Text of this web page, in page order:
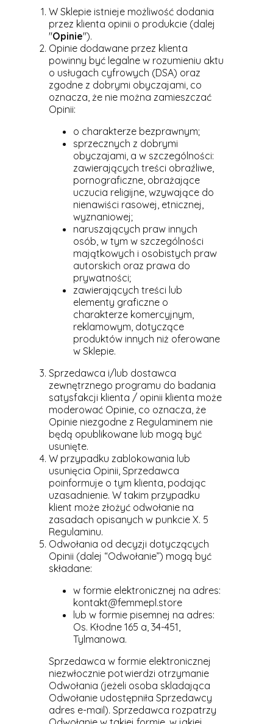
W Sklepie istnieje możliwość dodania
przez klienta opinii o produkcie (dalej
"Opinie").
Opinie dodawane przez klienta
powinny być legalne w rozumieniu aktu
o usługach cyfrowych (DSA) oraz
zgodne z dobrymi obyczajami, co
oznacza, że nie można zamieszczać
Opinii:
o charakterze bezprawnym;
sprzecznych z dobrymi
obyczajami, a w szczególności:
zawierających treści obraźliwe,
pornograficzne, obrażające
uczucia religijne, wzywające do
nienawiści rasowej, etnicznej,
wyznaniowej;
naruszających praw innych
osób, w tym w szczególności
majątkowych i osobistych praw
autorskich oraz prawa do
prywatności;
zawierających treści lub
elementy graficzne o
charakterze komercyjnym,
reklamowym, dotyczące
produktów innych niż oferowane
w Sklepie.
Sprzedawca i/lub dostawca
zewnętrznego programu do badania
satysfakcji klienta / opinii klienta może
moderować Opinie, co oznacza, że
Opinie niezgodne z Regulaminem nie
będą opublikowane lub mogą być
usunięte.
W przypadku zablokowania lub
usunięcia Opinii, Sprzedawca
poinformuje o tym klienta, podając
uzasadnienie. W takim przypadku
klient może złożyć odwołanie na
zasadach opisanych w punkcie X. 5
Regulaminu.
Odwołania od decyzji dotyczących
Opinii (dalej “Odwołanie”) mogą być
składane:
w formie elektronicznej na adres:
kontakt@femmepl.store
lub w formie pisemnej na adres:
Os. Kłodne 165 a, 34-451,
Tylmanowa.
Sprzedawca w formie elektronicznej
niezwłocznie potwierdzi otrzymanie
Odwołania (jeżeli osoba skladająca
Odwołanie udostępniła Sprzedawcy
adres e-mail). Sprzedawca rozpatrzy